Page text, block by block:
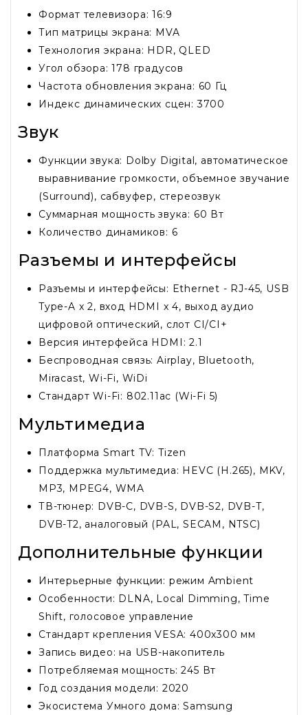
Формат телевизора: 16:9
Тип матрицы экрана: MVA
Технология экрана: HDR, QLED
Угол обзора: 178 градусов
Частота обновления экрана: 60 Гц
Индекс динамических сцен: 3700
Звук
Функции звука: Dolby Digital, автоматическое
выравнивание громкости, объемное звучание
(Surround), сабвуфер, стереозвук
Суммарная мощность звука: 60 Вт
Количество динамиков: 6
Разъемы и интерфейсы
Разъемы и интерфейсы: Ethernet - RJ-45, USB
Type-A x 2, вход HDMI x 4, выход аудио
цифровой оптический, слот CI/CI+
Версия интерфейса HDMI: 2.1
Беспроводная связь: Airplay, Bluetooth,
Miracast, Wi-Fi, WiDi
Стандарт Wi-Fi: 802.11ac (Wi-Fi 5)
Мультимедиа
Платформа Smart TV: Tizen
Поддержка мультимедиа: HEVC (H.265), MKV,
MP3, MPEG4, WMA
ТВ-тюнер: DVB-C, DVB-S, DVB-S2, DVB-T,
DVB-T2, аналоговый (PAL, SECAM, NTSC)
Дополнительные функции
Интерьерные функции: режим Ambient
Особенности: DLNA, Local Dimming, Time
Shift, голосовое управление
Стандарт крепления VESA: 400x300 мм
Запись видео: на USB-накопитель
Потребляемая мощность: 245 Вт
Год создания модели: 2020
Экосистема Умного дома: Samsung